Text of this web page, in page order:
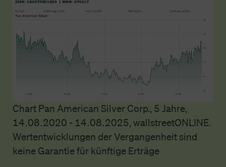
Chart Pan American Silver Corp., 5 Jahre,
14.08.2020 - 14.08.2025, wallstreetONLINE.
Wertentwicklungen der Vergangenheit sind
keine Garantie für künftige Erträge